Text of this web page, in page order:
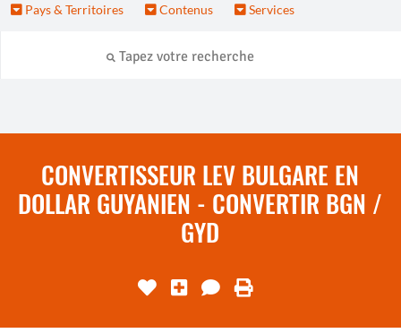
Pays & Territoires Contenus Services
CONVERTISSEUR LEV BULGARE EN
DOLLAR GUYANIEN - CONVERTIR BGN /
GYD